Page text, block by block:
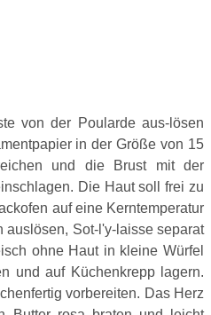
von der Poularde aus-lösen
in der Größe von 15
und die Brust mit der
Die Haut soll frei zu
auf eine Kerntemperatur
auslösen, Sot-l'y-laisse separat
ohne Haut in kleine Würfel
und auf Küchenkrepp lagern.
vorbereiten. Das Herz